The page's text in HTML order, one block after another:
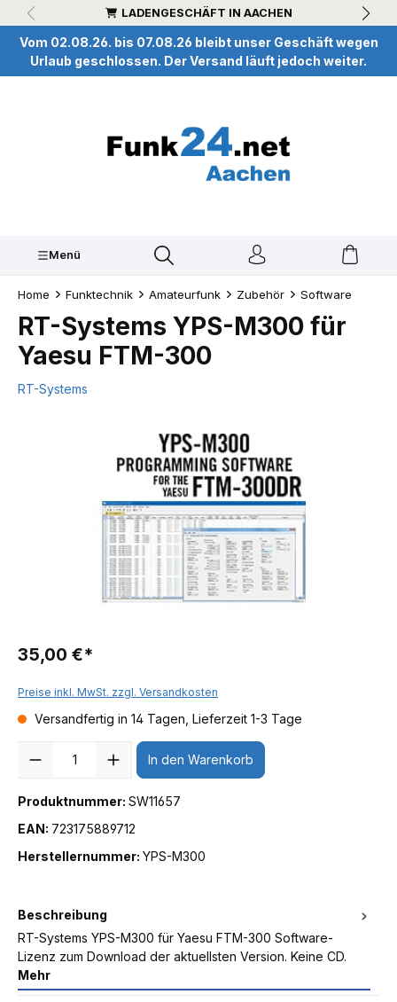
springen LADENGESCHÄFT IN AACHEN
Vom 02.08.26. bis 07.08.26 bleibt unser Geschäft wegen
Urlaub geschlossen. Der Versand läuft jedoch weiter.
Menü
Home Funktechnik Amateurfunk Zubehör Software
RT-Systems YPS-M300 für
Yaesu FTM-300
RT-Systems
35,00 €*
Preise inkl. MwSt. zzgl. Versandkosten
Versandfertig in 14 Tagen, Lieferzeit 1-3 Tage
In den Warenkorb
Produktnummer: SW11657
EAN: 723175889712
Herstellernummer: YPS-M300
Beschreibung
RT-Systems YPS-M300 für Yaesu FTM-300 Software-
Lizenz zum Download der aktuellsten Version. Keine CD.
Mehr